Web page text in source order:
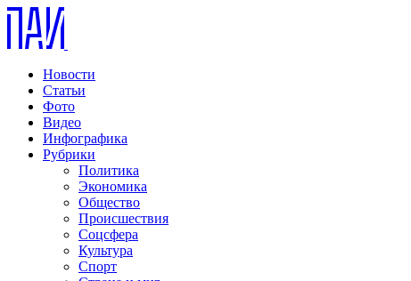
Новости
Статьи
Фото
Видео
Инфографика
Рубрики
Политика
Экономика
Общество
Происшествия
Соцсфера
Культура
Спорт